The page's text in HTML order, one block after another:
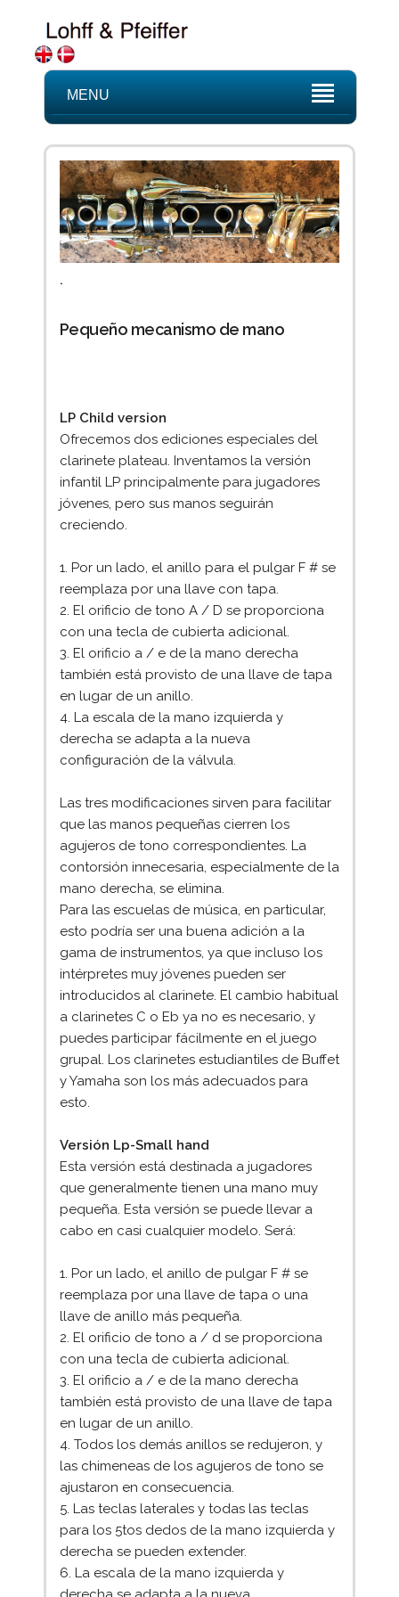
MENU
.
Pequeño mecanismo de mano
LP Child version
Ofrecemos dos ediciones especiales del
clarinete plateau. Inventamos la versión
infantil LP principalmente para jugadores
jóvenes, pero sus manos seguirán
creciendo.
1. Por un lado, el anillo para el pulgar F # se
reemplaza por una llave con tapa.
2. El orificio de tono A / D se proporciona
con una tecla de cubierta adicional.
3. El orificio a / e de la mano derecha
también está provisto de una llave de tapa
en lugar de un anillo.
4. La escala de la mano izquierda y
derecha se adapta a la nueva
configuración de la válvula.
Las tres modificaciones sirven para facilitar
que las manos pequeñas cierren los
agujeros de tono correspondientes. La
contorsión innecesaria, especialmente de la
mano derecha, se elimina.
Para las escuelas de música, en particular,
esto podría ser una buena adición a la
gama de instrumentos, ya que incluso los
intérpretes muy jóvenes pueden ser
introducidos al clarinete. El cambio habitual
a clarinetes C o Eb ya no es necesario, y
puedes participar fácilmente en el juego
grupal. Los clarinetes estudiantiles de Buffet
y Yamaha son los más adecuados para
esto.
Versión Lp-Small hand
Esta versión está destinada a jugadores
que generalmente tienen una mano muy
pequeña. Esta versión se puede llevar a
cabo en casi cualquier modelo. Será:
1. Por un lado, el anillo de pulgar F # se
reemplaza por una llave de tapa o una
llave de anillo más pequeña.
2. El orificio de tono a / d se proporciona
con una tecla de cubierta adicional.
3. El orificio a / e de la mano derecha
también está provisto de una llave de tapa
en lugar de un anillo.
4. Todos los demás anillos se redujeron, y
las chimeneas de los agujeros de tono se
ajustaron en consecuencia.
5. Las teclas laterales y todas las teclas
para los 5tos dedos de la mano izquierda y
derecha se pueden extender.
6. La escala de la mano izquierda y